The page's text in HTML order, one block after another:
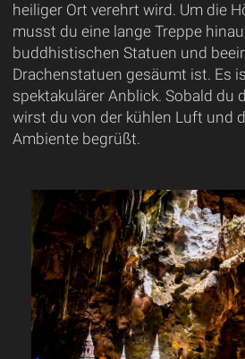
heiliger Ort verehrt wird. Um die
musst du eine lange Treppe
buddhistischen Statuen und
Drachenstatuen gesäumt ist. Es
spektakulärer Anblick. Sobald du
wirst du von der kühlen Luft und
Ambiente begrüßt.